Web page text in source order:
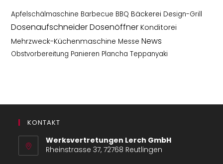
Apfelschälmaschine Barbecue BBQ Bäckerei Design-Grill
DosenaufschneiderDosenöffner Konditorei
Mehrzweck-Küchenmaschine Messe News
Obstvorbereitung Panieren Plancha Teppanyaki
KONTAKT
Werksvertretungen Lerch GmbH
Rheinstrasse 37, 72768 Reutlingen